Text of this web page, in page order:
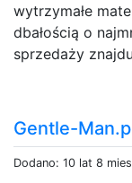
wytrzymałe
dbałością o
sprzedaży
Gentle-
Dodano: 10 lat 8